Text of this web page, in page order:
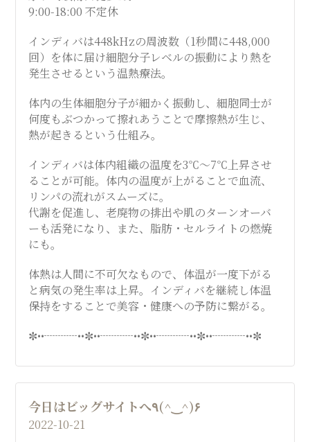
SALON
9:00-18:00 不定休
インディバは448kHzの周波数（1秒間に448,000
回）を体に届け細胞分子レベルの振動により熱を
発生させるという温熱療法。
体内の生体細胞分子が細かく振動し、細胞同士が
何度もぶつかって擦れあうことで摩擦熱が生じ、
熱が起きるという仕組み。
インディバは体内組織の温度を3℃～7℃上昇させ
ることが可能。体内の温度が上がることで血流、
リンパの流れがスムーズに。
代謝を促進し、老廃物の排出や肌のターンオーバ
ーも活発になり、また、脂肪・セルライトの燃焼
にも。
体熱は人間に不可欠なもので、体温が一度下がる
と病気の発生率は上昇。インディバを継続し体温
保持をすることで美容・健康への予防に繋がる。
✼••┈┈┈••✼••┈┈┈••✼••┈┈┈••✼••┈┈┈••✼
今日はビッグサイトへ٩(^‿^)۶
2022-10-21